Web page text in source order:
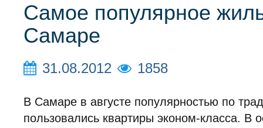
Самое популярное
Самаре
31.08.2012 1858
В Самаре в августе популярностью по
пользовались квартиры эконом-класса. В